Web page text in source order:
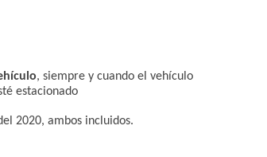
, siempre y cuando el vehículo
estacionado
2020, ambos incluidos.